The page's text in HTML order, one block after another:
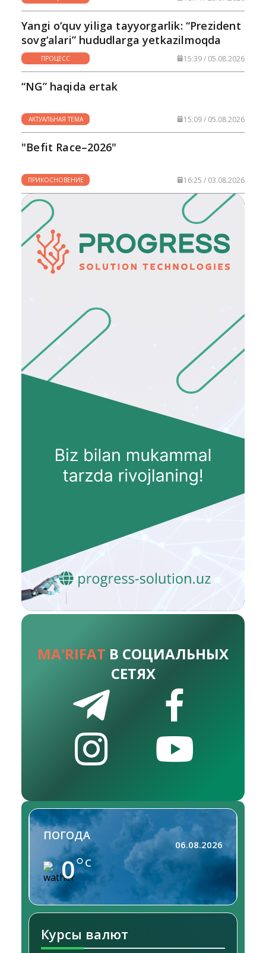
Yangi o‘quv yiliga tayyorgarlik: “Prezident
sovg‘alari” hududlarga yetkazilmoqda
ПРОЦЕСС 15:39 / 05.08.2026
“NG” haqida ertak
АКТУАЛЬНАЯ ТЕМА 15:09 / 05.08.2026
"Befit Race–2026"
ПРИКОСНОВЕНИЕ 16:25 / 03.08.2026
MA'RIFAT В СОЦИАЛЬНЫХ
СЕТЯХ
ПОГОДА
0 C
06.08.2026
Курсы валют